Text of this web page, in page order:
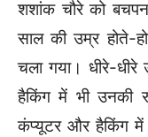
शशांक चौरे को
साल की उम्र होते-
चला गया। धीरे-धीरे
हैकिंग में भी उनकी
कंप्यूटर और हैकिंग